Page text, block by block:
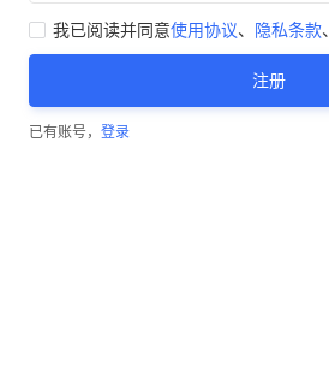
我已阅读并同意使用协议、 隐私条款、
注册
已有账号， 登录